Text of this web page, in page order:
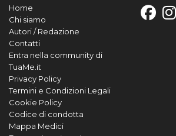
Home
Chi siamo
Autori / Redazione
Contatti
Entra nella community di
TuaMe.it
Privacy Policy
Termini e Condizioni Legali
Cookie Policy
Codice di condotta
Mappa Medici